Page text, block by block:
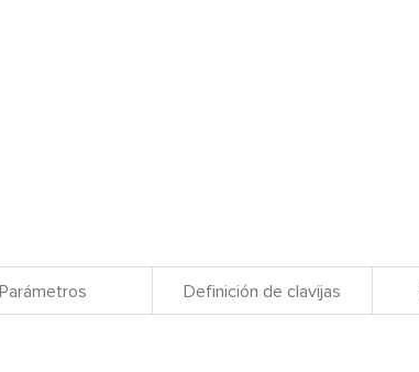
Parámetros Definición de clavijas